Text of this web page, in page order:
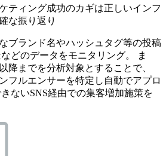
ティング成功のカギは正しいインフ
な振り返り
ブランド名やハッシュタグ等の投稿
どのデータをモニタリング。 ま
降までを分析対象とすることで、
フルエンサーを特定し自動でアプロ
ないSNS経由での集客増加施策を